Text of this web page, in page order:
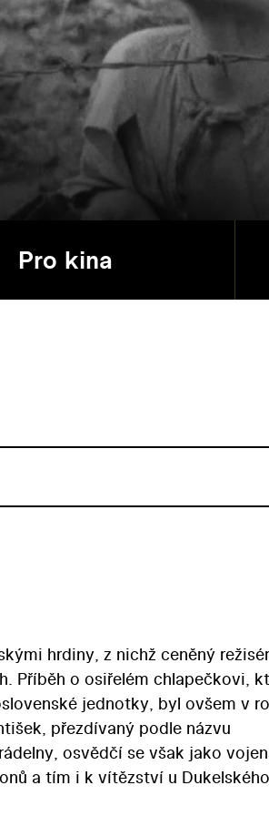
Pro kina
hrdiny, z nichž ceněný režisér
Příběh o osiřelém chlapečkovi,
jednotky, byl ovšem v
přezdívaný podle názvu
osvědčí se však jako
a tím i k vítězství u Dukelského